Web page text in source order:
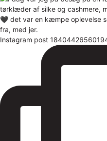
Instagram post